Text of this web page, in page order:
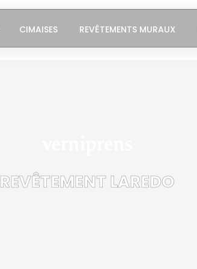
CIMAISES REVÊTEMENTS MURAUX
REVÊTEMENT LAREDO